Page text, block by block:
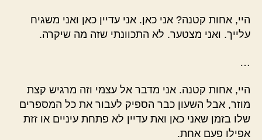
היי, אחות קטנה? אני כאן. אני עדיין כאן ואני משגיח
עלייך. ואני מצטער. לא התכוונתי שזה מה שיקרה.
…
היי, אחות קטנה. אני מדבר אל עצמי וזה מרגיש קצת
מוזר, אבל השעון כבר הספיק לעבור את כל המספרים
שלו בזמן שאני כאן ואת עדיין לא פתחת עיניים או זזת
אפילו פעם אחת.